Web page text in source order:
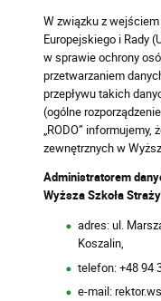
W związku z
Europejskiego i Rady
w sprawie ochrony
przetwarzaniem
przepływu takich
(ogólne
„RODO”
zewnętrznych w
Administratorem
Wyższa Szkoła
adres: ul.
Koszalin,
telefon: +48 94
e-mail: